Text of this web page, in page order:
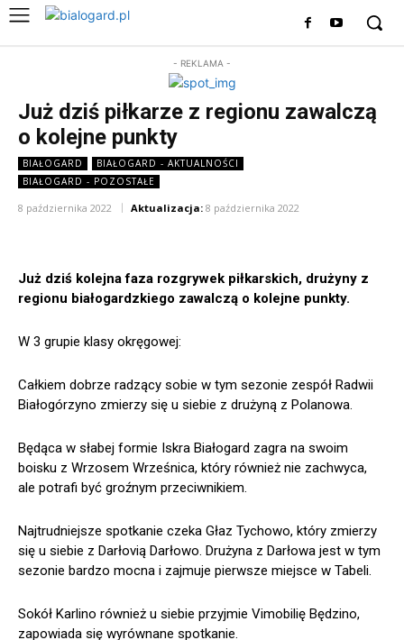
- REKLAMA -
Już dziś piłkarze z regionu zawalczą
o kolejne punkty
BIAŁOGARD
BIAŁOGARD - AKTUALNOŚCI
BIAŁOGARD - POZOSTAŁE
8 października 2022 Aktualizacja: 8 października 2022
Już dziś kolejna faza rozgrywek piłkarskich, drużyny z
regionu białogardzkiego zawalczą o kolejne punkty.
W 3 grupie klasy okręgowej:
Całkiem dobrze radzący sobie w tym sezonie zespół Radwii
Białogórzyno zmierzy się u siebie z drużyną z Polanowa.
Będąca w słabej formie Iskra Białogard zagra na swoim
boisku z Wrzosem Wrześnica, który również nie zachwyca,
ale potrafi być groźnym przeciwnikiem.
Najtrudniejsze spotkanie czeka Głaz Tychowo, który zmierzy
się u siebie z Darłovią Darłowo. Drużyna z Darłowa jest w tym
sezonie bardzo mocna i zajmuje pierwsze miejsce w Tabeli.
Sokół Karlino również u siebie przyjmie Vimobilię Będzino,
zapowiada się wyrównane spotkanie.